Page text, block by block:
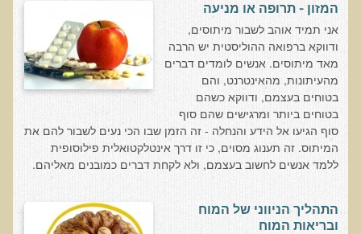
הארגון למזעור החשיפה האלקטרומגנטית
מרפ"י - המרכז לרפואה פונקציונאלית בישראל
הארגון העולמי לבריאות נפשית פונקציונאלית
הקלה בדיכאון חמור
חקר יוחסין חוצה דורות MTTG
דיטוקסיפיקציה של הנפש EMDR
הארגון הישראלי לרפואת שיניים פונקציונאלית
המזון - תרופה או מניעה
אני תמיד אוהב לשבור מיתוסים,
ודווקא ברפואה ההוליסטית יש הרבה
מאד מיתוסים. אנשים לומדים דברים
מהעיתונות, מהאינטרנט, והם
בטוחים בעצמם, ודווקא כשהם
בטוחים ביותר ומרגישים שהם סוף
סוף הגיעו אל הידע והנחלה - זה הזמן שבו הכי נעים לשבור להם את
המיתוס. זה תענוג מסוים, כי זו דרך אינטלקטואלית פילוסופית
ללמד אנשים לחשוב בעצמם, ולא לקחת דברים כמובנים מאליהם.
התהליך הניווני של המוח
ובריאות המוח